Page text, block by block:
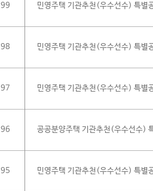
민영주택 기관추천(우수선수) 특별
민영주택 기관추천(우수선수) 특별
민영주택 기관추천(우수선수) 특별
공공분양주택 기관추천(우수선수)
민영주택 기관추천(우수선수) 특별